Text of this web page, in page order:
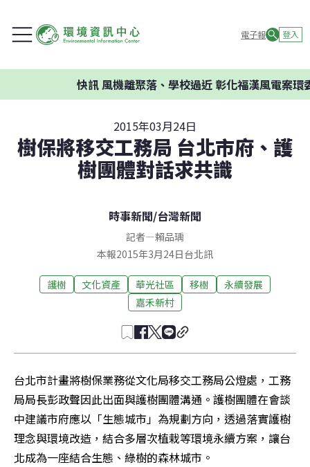
電子報 登入
快訊風機離聚落、學校過近 彰化福漢風電案環委
2015年03月24日
樹保將移交工務局 台北市府、護
樹團體對話求共識
時事新聞/台灣新聞
記者—賴品瑀
本報2015年3月24日台北訊
護樹 文化資產 華光社區 移樹
永續發展
嘉禾新村
台北市計畫將樹保業務從文化局移交工務局公燈處，工務
局局長彭政聲因此出面與護樹團體溝通。護樹團體在會談
中建議市府應以「生態城市」為規劃方向，透過落實護樹
理念與環境改造，結合多層次植栽等環境永續方案，讓台
北成為一座結合生態、綠樹的森林城市。